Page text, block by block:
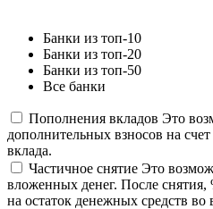
Банки из топ-10
Банки из топ-20
Банки из топ-50
Все банки
Пополнения вкладов Это
дополнительных взносов на
вклада.
Частичное снятие Это
вложенных денег. После снятия,
на остаток денежных средств во